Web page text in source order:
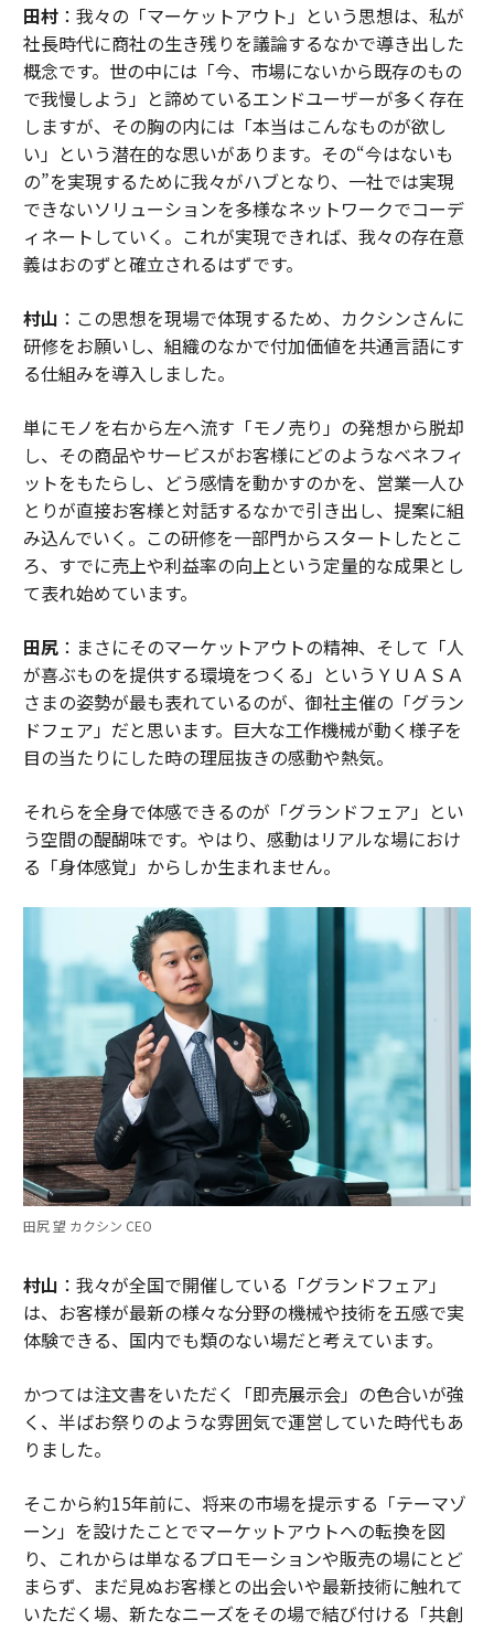
田村：我々の「マーケットアウト」という思想は、私が
社長時代に商社の生き残りを議論するなかで導き出した
概念です。世の中には「今、市場にないから既存のもの
で我慢しよう」と諦めているエンドユーザーが多く存在
しますが、その胸の内には「本当はこんなものが欲し
い」という潜在的な思いがあります。その“今はないも
の”を実現するために我々がハブとなり、一社では実現
できないソリューションを多様なネットワークでコーデ
ィネートしていく。これが実現できれば、我々の存在意
義はおのずと確立されるはずです。
村山 ：この思想を現場で体現するため、カクシンさんに
研修をお願いし、組織のなかで付加価値を共通言語にす
る仕組みを導入しました。
単にモノを右から左へ流す「モノ売り」の発想から脱却
し、その商品やサービスがお客様にどのようなベネフィ
ットをもたらし、どう感情を動かすのかを、営業一人ひ
とりが直接お客様と対話するなかで引き出し、提案に組
み込んでいく。この研修を一部門からスタートしたとこ
ろ、すでに売上や利益率の向上という定量的な成果とし
て表れ始めています。
田尻：まさにそのマーケットアウトの精神、そして「人
が喜ぶものを提供する環境をつくる」というＹＵＡＳＡ
さまの姿勢が最も表れているのが、御社主催の「グラン
ドフェア」だと思います。巨大な工作機械が動く様子を
目の当たりにした時の理屈抜きの感動や熱気。
それらを全身で体感できるのが「グランドフェア」とい
う空間の醍醐味です。やはり、感動はリアルな場におけ
る「身体感覚」からしか生まれません。
田尻 望 カクシン CEO
村山 ：我々が全国で開催している「グランドフェア」
は、お客様が最新の様々な分野の機械や技術を五感で実
体験できる、国内でも類のない場だと考えています。
かつては注文書をいただく「即売展示会」の色合いが強
く、半ばお祭りのような雰囲気で運営していた時代もあ
りました。
そこから約15年前に、将来の市場を提示する「テーマゾ
ーン」を設けたことでマーケットアウトへの転換を図
り、これからは単なるプロモーションや販売の場にとど
まらず、まだ見ぬお客様との出会いや最新技術に触れて
いただく場、新たなニーズをその場で結び付ける「共創